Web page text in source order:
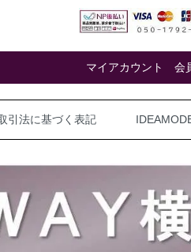
マイアカウント 会
引法に基づく表記